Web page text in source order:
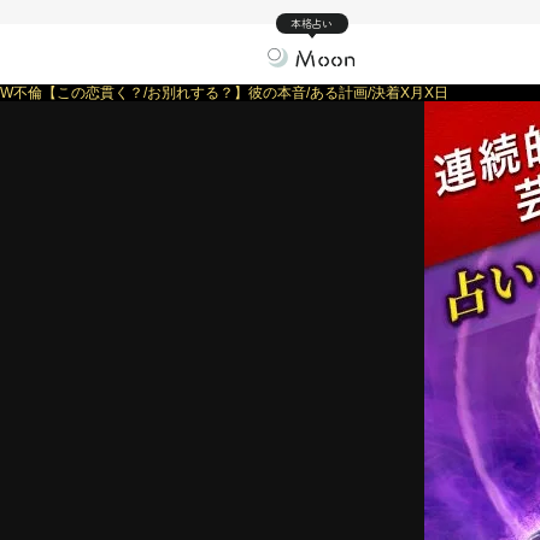
本格占い
W不倫【この恋貫く？/お別れする？】彼の本音/ある計画/決着X月X日